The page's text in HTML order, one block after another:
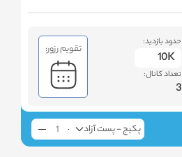
حدود بازدید:
10K
تعداد کانال:
3
تقویم رزور:
پکیج - پست آزاد